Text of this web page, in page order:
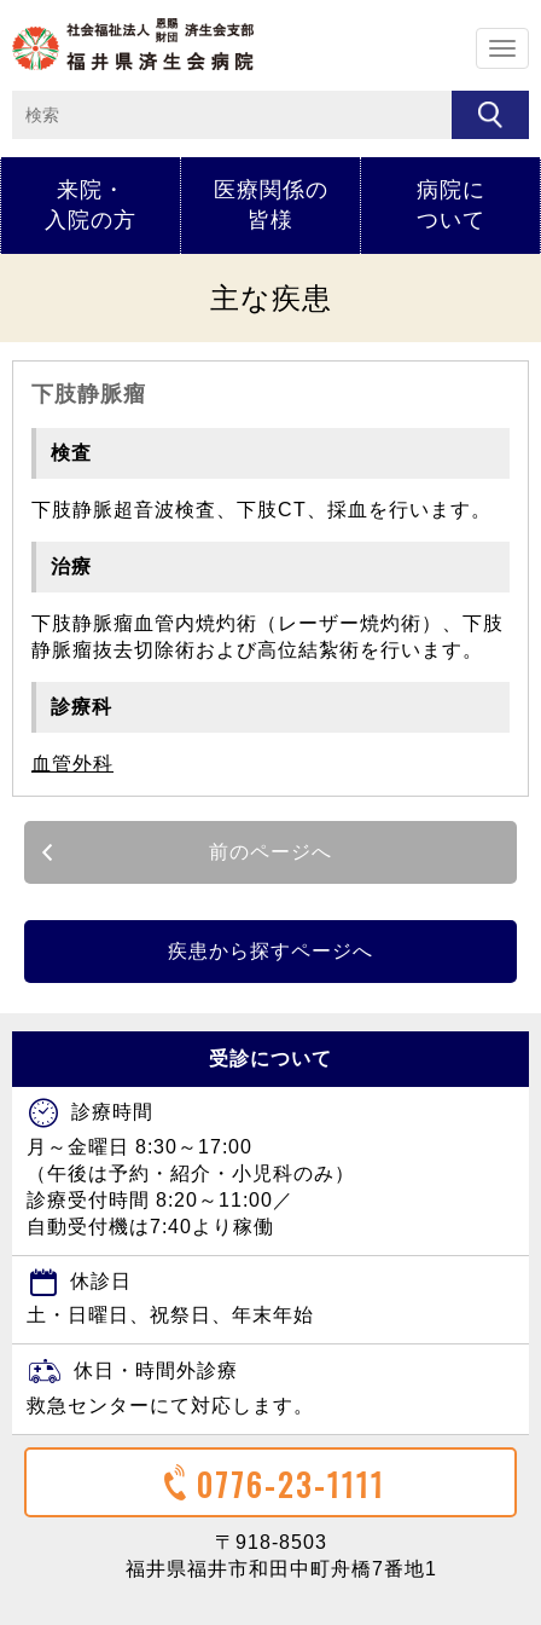
メ
ニ
ュ
来院・
入院の方
医療関係の
皆様
病院に
ついて
主な疾患
下肢静脈瘤
検査
下肢静脈超音波検査、下肢CT、採血を行います。
治療
下肢静脈瘤血管内焼灼術（レーザー焼灼術）、下肢
静脈瘤抜去切除術および高位結紮術を行います。
診療科
血管外科
前のページへ
疾患から探すページへ
受診について
診療時間
月～金曜日 8:30～17:00
（午後は予約・紹介・小児科のみ）
診療受付時間 8:20～11:00／
自動受付機は7:40より稼働
休診日
土・日曜日、祝祭日、年末年始
休日・時間外診療
救急センターにて対応します。
0776-23-1111
〒918-8503
福井県福井市和田中町舟橋7番地1